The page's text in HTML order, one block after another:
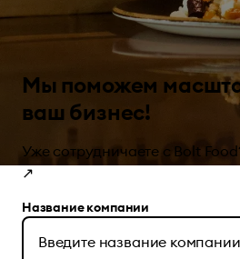
Мы поможем
ваш бизнес!
Уже сотрудничаете с Bolt
↗
Название компании